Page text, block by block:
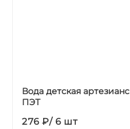
Вода детская
ПЭТ
276 ₽/6 шт